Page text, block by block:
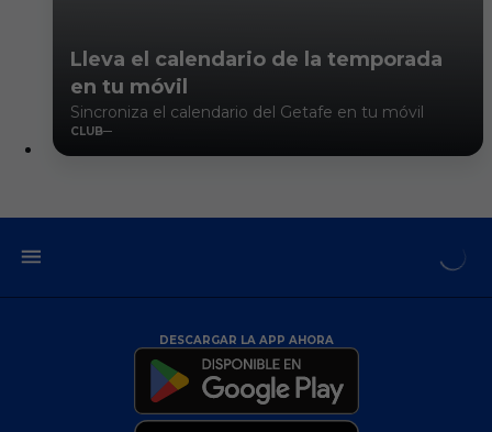
Lleva el calendario de la temporada
en tu móvil
Sincroniza el calendario del Getafe en tu móvil
CLUB
DESCARGAR LA APP AHORA